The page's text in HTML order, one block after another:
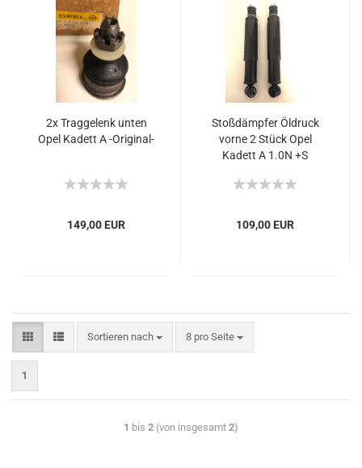
2x Traggelenk unten
Opel Kadett A -Original-
149,00 EUR
Stoßdämpfer Öldruck
vorne 2 Stück Opel
Kadett A 1.0N +S
109,00 EUR
Sortieren nach 8 pro Seite
1
1 bis 2 (von insgesamt 2)